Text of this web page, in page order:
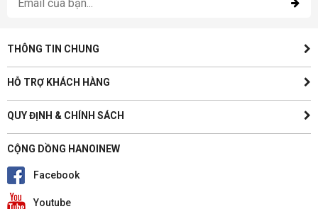
THÔNG TIN CHUNG
HỖ TRỢ KHÁCH HÀNG
QUY ĐỊNH & CHÍNH SÁCH
CỘNG DỒNG HANOINEW
Facebook
Youtube